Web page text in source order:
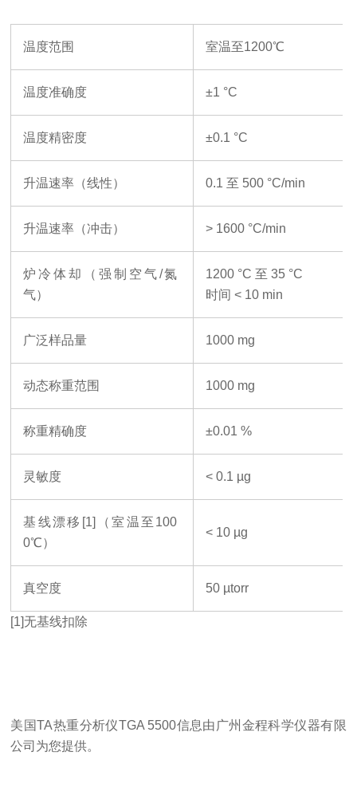
温度范围 室温至1200℃
温度准确度 ±1 °C
温度精密度 ±0.1 °C
升温速率（线性） 0.1 至 500 °C/min
升温速率（冲击） > 1600 °C/min
炉冷体却（强制空气/氮
气）
1200 °C 至 35 °C
时间 < 10 min
广泛样品量 1000 mg
动态称重范围 1000 mg
称重精确度 ±0.01 %
灵敏度 < 0.1 µg
基线漂移 [1]（室温至100
0℃）
< 10 µg
真空度 50 µtorr
[1]无基线扣除
美国TA热重分析仪TGA 5500信息由广州金程科学仪器有限
公司为您提供。